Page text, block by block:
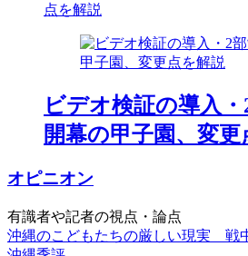
点を解説
ビデオ検証の導入
開幕の甲子園、変
オピニオン
有識者や記者の視点・論点
沖縄のこどもたちの厳しい現実 戦